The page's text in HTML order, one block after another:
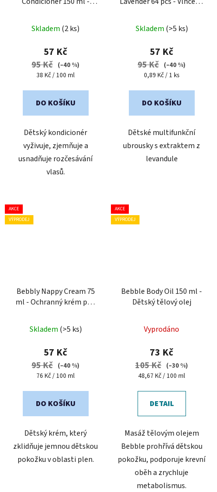
rozčesávání vlasů
hodnocení
produktu
je
5,0
5
Skladem (2 ks)
57 Kč
95 Kč (–40 %)
Měrná
38 Kč / 100 ml
DO KOŠÍKU
Dětský kondicionér
vyživuje, zjemňuje a
usnadňuje rozčesávání
vlasů.
Skladem (>5 ks)
57 Kč
95 Kč (–40 %)
Měrná
0,89 Kč / 1 ks
DO KOŠÍKU
Dětské multifunkční
ubrousky s extraktem z
levandule
AKCE
VÝPRODEJ
Bebbly Nappy Cream 75
ml - Ochranný krém pod
Skladem (>5 ks)
57 Kč
95 Kč (–40 %)
Měrná
76 Kč / 100 ml
DO KOŠÍKU
Dětský krém, který
zklidňuje jemnou dětskou
pokožku v oblasti plen.
AKCE
VÝPRODEJ
Bebble Body Oil 150 ml -
Dětský tělový olej
Vyprodáno
73 Kč
105 Kč (–30 %)
Měrná
48,67 Kč / 100 ml
DETAIL
Masáž tělovým olejem
Bebble prohřívá dětskou
pokožku, podporuje krevní
oběh a zrychluje
metabolismus.